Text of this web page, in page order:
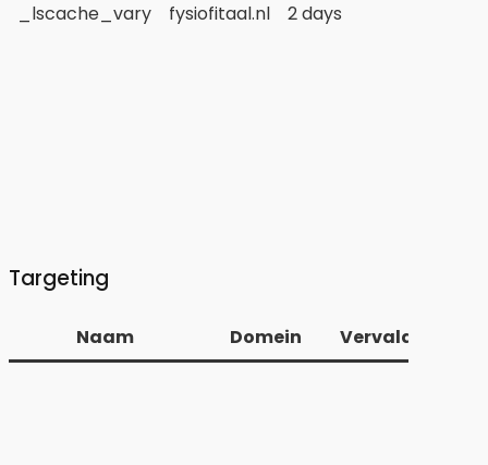
_lscache_vary fysiofitaal.nl 2 days
Targeting
Naam Domein Vervaldatum